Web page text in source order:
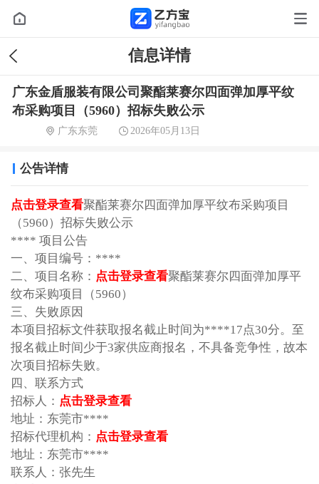
信息详情
广东金盾服装有限公司聚酯莱赛尔四面弹加厚平纹
布采购项目（5960）招标失败公示
广东东莞 2026年05月13日
公告详情
点击登录查看聚酯莱赛尔四面弹加厚平纹布采购项目
（5960）招标失败公示
**** 项目公告
一、项目编号：****
二、项目名称： 点击登录查看聚酯莱赛尔四面弹加厚平
纹布采购项目（5960）
三、失败原因
本项目招标文件获取报名截止时间为****17点30分。至
报名截止时间少于3家供应商报名，不具备竞争性，故本
次项目招标失败。
四、联系方式
招标人： 点击登录查看
地址：东莞市****
招标代理机构： 点击登录查看
地址：东莞市****
联系人：张先生